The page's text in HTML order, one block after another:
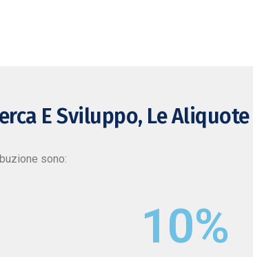
E Sviluppo, Le
sono:
10%